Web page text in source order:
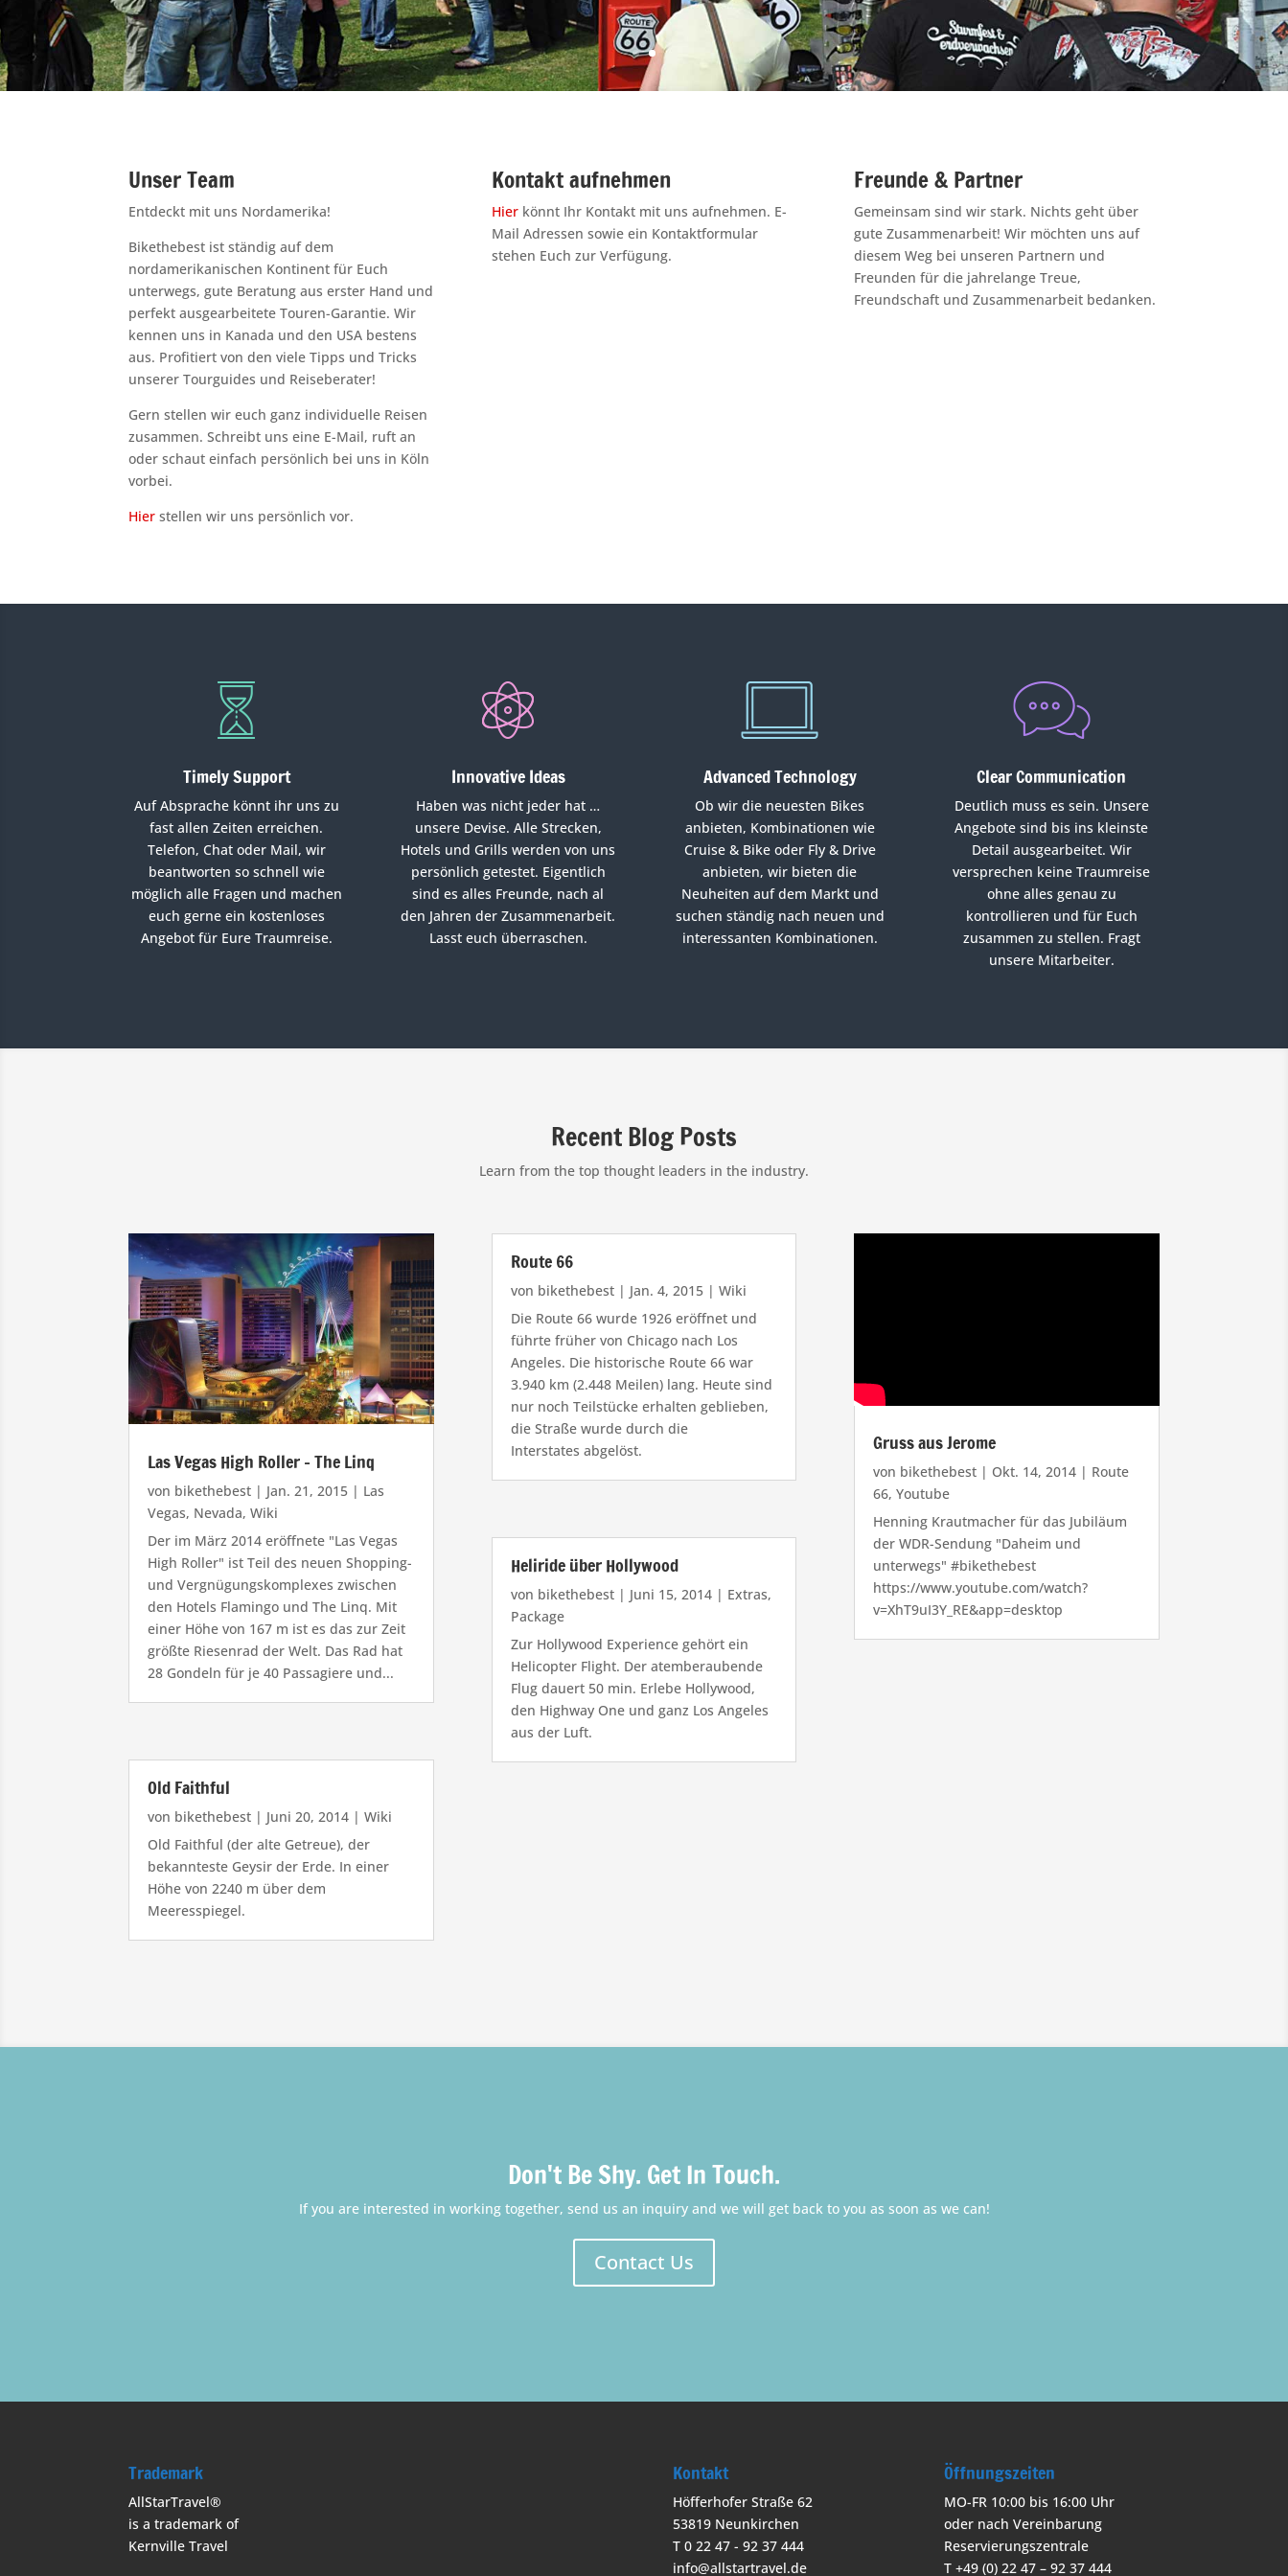
Unser Team
Entdeckt mit uns Nordamerika!
Bikethebest ist ständig auf dem
nordamerikanischen Kontinent für Euch
unterwegs, gute Beratung aus erster Hand und
perfekt ausgearbeitete Touren-Garantie. Wir
kennen uns in Kanada und den USA bestens
aus. Profitiert von den viele Tipps und Tricks
unserer Tourguides und Reiseberater!
Gern stellen wir euch ganz individuelle Reisen
zusammen. Schreibt uns eine E-Mail, ruft an
oder schaut einfach persönlich bei uns in Köln
vorbei.
Hier stellen wir uns persönlich vor.
Kontakt aufnehmen
Hierkönnt Ihr Kontakt mit uns aufnehmen. E-
Mail Adressen sowie ein Kontaktformular
stehen Euch zur Verfügung.
Freunde & Partner
Gemeinsam sind wir stark. Nichts geht über
gute Zusammenarbeit! Wir möchten uns auf
diesem Weg bei unseren Partnern und
Freunden für die jahrelange Treue,
Freundschaft und Zusammenarbeit bedanken.
Timely Support
Auf Absprache könnt ihr uns zu
fast allen Zeiten erreichen.
Telefon, Chat oder Mail, wir
beantworten so schnell wie
möglich alle Fragen und machen
euch gerne ein kostenloses
Angebot für Eure Traumreise.
Innovative Ideas
Haben was nicht jeder hat …
unsere Devise. Alle Strecken,
Hotels und Grills werden von uns
persönlich getestet. Eigentlich
sind es alles Freunde, nach al
den Jahren der Zusammenarbeit.
Lasst euch überraschen.
Advanced Technology
Ob wir die neuesten Bikes
anbieten, Kombinationen wie
Cruise & Bike oder Fly & Drive
anbieten, wir bieten die
Neuheiten auf dem Markt und
suchen ständig nach neuen und
interessanten Kombinationen.
Clear Communication
Deutlich muss es sein. Unsere
Angebote sind bis ins kleinste
Detail ausgearbeitet. Wir
versprechen keine Traumreise
ohne alles genau zu
kontrollieren und für Euch
zusammen zu stellen. Fragt
unsere Mitarbeiter.
Recent Blog Posts
Learn from the top thought leaders in the industry.
Las Vegas High Roller – The Linq
von bikethebest | Jan. 21, 2015 | Las
Vegas, Nevada,Wiki
Der im März 2014 eröffnete "Las Vegas
High Roller" ist Teil des neuen Shopping-
und Vergnügungskomplexes zwischen
den Hotels Flamingo und The Linq. Mit
einer Höhe von 167 m ist es das zur Zeit
größte Riesenrad der Welt. Das Rad hat
28 Gondeln für je 40 Passagiere und...
Old Faithful
von bikethebest | Juni 20, 2014 |Wiki
Old Faithful (der alte Getreue), der
bekannteste Geysir der Erde. In einer
Höhe von 2240 m über dem
Meeresspiegel.
Route 66
von bikethebest| Jan. 4, 2015| Wiki
Die Route 66 wurde 1926 eröffnet und
führte früher von Chicago nach Los
Angeles. Die historische Route 66 war
3.940 km (2.448 Meilen) lang. Heute sind
nur noch Teilstücke erhalten geblieben,
die Straße wurde durch die
Interstates abgelöst.
Heliride über Hollywood
von bikethebest| Juni 15, 2014| Extras,
Package
Zur Hollywood Experience gehört ein
Helicopter Flight. Der atemberaubende
Flug dauert 50 min. Erlebe Hollywood,
den Highway One und ganz Los Angeles
aus der Luft.
Gruss aus Jerome
von bikethebest| Okt. 14, 2014| Route
66, Youtube
Henning Krautmacher für das Jubiläum
der WDR-Sendung "Daheim und
unterwegs" #bikethebest
https://www.youtube.com/watch?
v=XhT9uI3Y_RE&app=desktop
Don't Be Shy. Get In Touch.
If you are interested in working together, send us an inquiry and we will get back to you as soon as we can!
Contact Us
Trademark
AllStarTravel®
is a trademark of
Kernville Travel
Kontakt
Höfferhofer Straße 62
53819 Neunkirchen
T 0 22 47 - 92 37 444
info@allstartravel.de
Öffnungszeiten
MO-FR 10:00 bis 16:00 Uhr
oder nach Vereinbarung
Reservierungszentrale
T +49 (0) 22 47 – 92 37 444